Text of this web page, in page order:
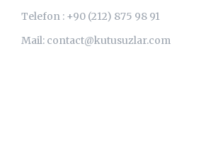
Telefon : +90 (212) 875 98 91
Mail: contact@kutusuzlar.com